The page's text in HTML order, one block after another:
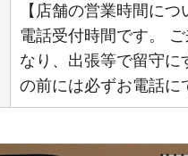
【店舗の営業時間に
電話受付時間です。
なり、出張等で留守
の前には必ずお電話に